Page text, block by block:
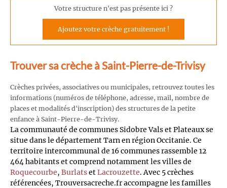
Votre structure n'est pas présente ici ?
Ajoutez votre crèche gratuitement !
Trouver sa crèche à Saint-Pierre-de-Trivisy
Crèches privées, associatives ou municipales, retrouvez toutes les
informations (numéros de téléphone, adresse, mail, nombre de
places et modalités d'inscription) des structures de la petite
enfance à Saint-Pierre-de-Trivisy.
La communauté de communes Sidobre Vals et Plateaux se
situe dans le département Tarn en région Occitanie. Ce
territoire intercommunal de 16 communes rassemble 12
464 habitants et comprend notamment les villes de
Roquecourbe, BurlatsetLacrouzette. Avec 5 crèches
référencées, Trouversacreche.fr accompagne les familles